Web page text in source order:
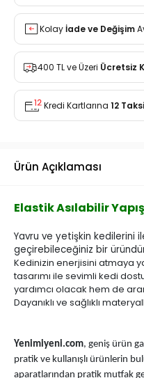
Kolayİade ve Değişim
400 TL ve Üzeri Ücretsiz
Kredi Kartlarına 12
Ürün Açıklaması
Elastik Asılabilir
Yavru ve yetişkin kedilerini
geçirebileceğiniz bir
Kedinizin enerjisini atmaya
tasarımı ile sevimli kedi
yardımcı olacak hem de
Dayanıklı ve sağlıklı
Yenimiyeni.com, geniş ürün
pratik ve kullanışlı ürünlerin
aparatlarından pratik mutfak